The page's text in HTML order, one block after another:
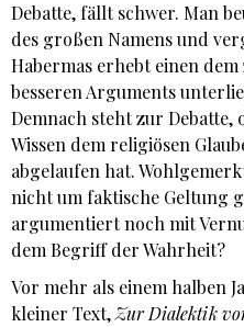
Debatte, fällt schwer. Man
des großen Namens und
Habermas erhebt einen
besseren Arguments
Demnach steht zur Debatte,
Wissen dem religiösen
abgelaufen hat.
nicht um faktische Geltung
argumentiert noch mit
dem Begriff der Wahrheit?
Vor mehr als einem halben
kleiner Text,Zur Dialektik